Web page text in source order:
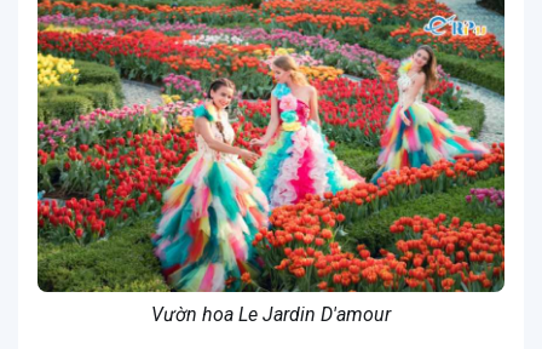
Vườn hoa Le Jardin D'amour